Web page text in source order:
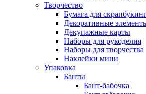
Творчество
Бумага для
Декоративные
Декупажные карты
Наборы для рукоделия
Наборы для творчества
Наклейки мини
Упаковка
Банты
Бант-бабочка